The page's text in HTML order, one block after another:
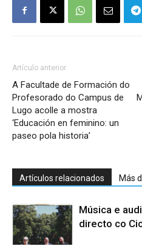
Artículo anterior
A Facultade de Formación do
Profesorado do Campus de
Lugo acolle a mostra
‘Educación en feminino: un
paseo pola historia’
Artículos relacionados Más
Música e
directo co